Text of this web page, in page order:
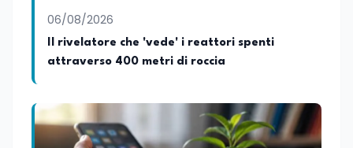
06/08/2026
Il rivelatore che 'vede' i reattori spenti
attraverso 400 metri di roccia